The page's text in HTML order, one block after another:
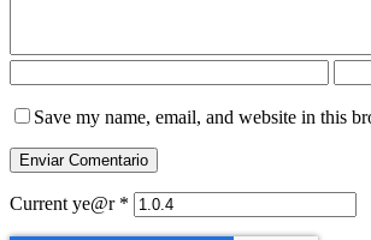
Save my name, email, and website in this
Current ye@r *